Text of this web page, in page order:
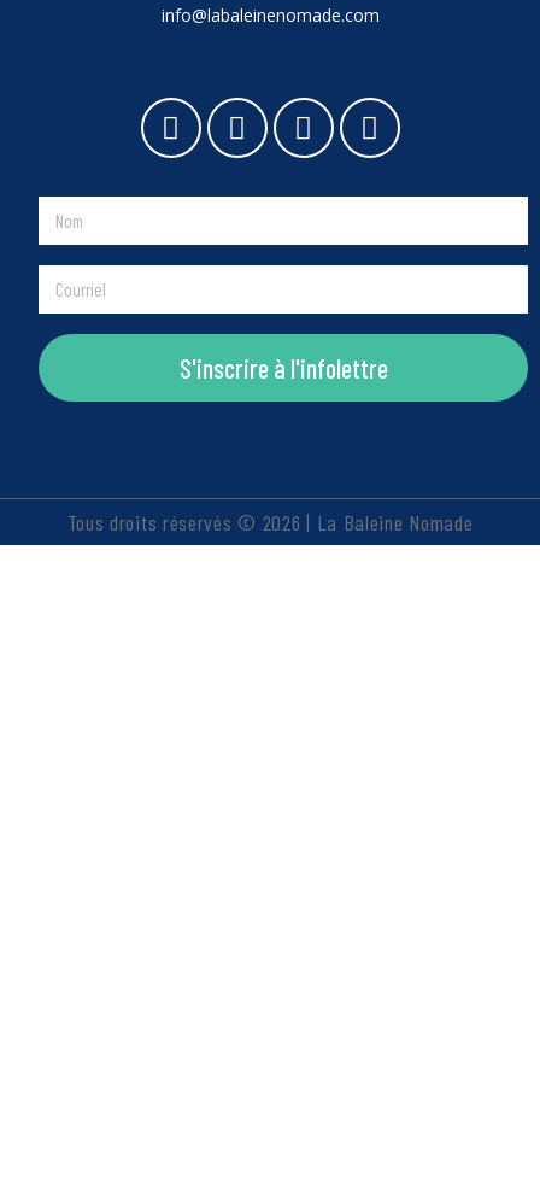
info@labaleinenomade.com
S'inscrire à l'infolettre
Tous droits réservés © 2026 | La Baleine Nomade